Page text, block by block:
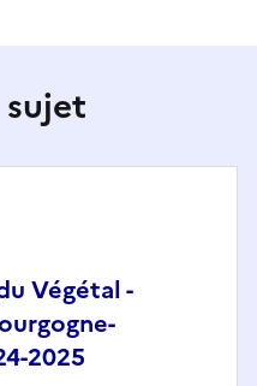
Végétal -
2025